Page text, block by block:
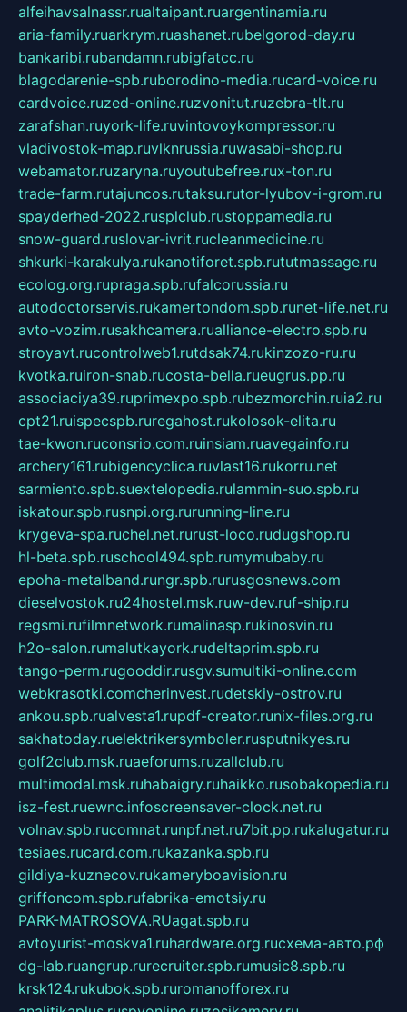
alfeihavsalnassr.rualtaipant.ruargentinamia.ru
aria-family.ruarkrym.ruashanet.rubelgorod-day.ru
bankaribi.rubandamn.rubigfatcc.ru
blagodarenie-spb.ruborodino-media.rucard-voice.ru
cardvoice.ruzed-online.ruzvonitut.ruzebra-tlt.ru
zarafshan.ruyork-life.ruvintovoykompressor.ru
vladivostok-map.ruvlknrussia.ruwasabi-shop.ru
webamator.ruzaryna.ruyoutubefree.rux-ton.ru
trade-farm.rutajuncos.rutaksu.rutor-lyubov-i-grom.ru
spayderhed-2022.rusplclub.rustoppamedia.ru
snow-guard.ruslovar-ivrit.rucleanmedicine.ru
shkurki-karakulya.rukanotiforet.spb.rututmassage.ru
ecolog.org.rupraga.spb.rufalcorussia.ru
autodoctorservis.rukamertondom.spb.runet-life.net.ru
avto-vozim.rusakhcamera.rualliance-electro.spb.ru
stroyavt.rucontrolweb1.rutdsak74.rukinzozo-ru.ru
kvotka.ruiron-snab.rucosta-bella.rueugrus.pp.ru
associaciya39.ruprimexpo.spb.rubezmorchin.ruia2.ru
cpt21.ruispecspb.ruregahost.rukolosok-elita.ru
tae-kwon.ruconsrio.com.ruinsiam.ruavegainfo.ru
archery161.rubigencyclica.ruvlast16.rukorru.net
sarmiento.spb.suextelopedia.rulammin-suo.spb.ru
iskatour.spb.rusnpi.org.rurunning-line.ru
krygeva-spa.ruchel.net.rurust-loco.rudugshop.ru
hl-beta.spb.ruschool494.spb.rumymubaby.ru
epoha-metalband.rungr.spb.rurusgosnews.com
dieselvostok.ru24hostel.msk.ruw-dev.ruf-ship.ru
regsmi.rufilmnetwork.rumalinasp.rukinosvin.ru
h2o-salon.rumalutkayork.rudeltaprim.spb.ru
tango-perm.rugooddir.rusgv.sumultiki-online.com
webkrasotki.comcherinvest.rudetskiy-ostrov.ru
ankou.spb.rualvesta1.rupdf-creator.runix-files.org.ru
sakhatoday.ruelektrikersymboler.rusputnikyes.ru
golf2club.msk.ruaeforums.ruzallclub.ru
multimodal.msk.ruhabaigry.ruhaikko.rusobakopedia.ru
isz-fest.ruewnc.infoscreensaver-clock.net.ru
volnav.spb.rucomnat.runpf.net.ru7bit.pp.rukalugatur.ru
tesiaes.rucard.com.rukazanka.spb.ru
gildiya-kuznecov.rukameryboavision.ru
griffoncom.spb.rufabrika-emotsiy.ru
PARK-MATROSOVA.RUagat.spb.ru
avtoyurist-moskva1.ruhardware.org.ruсхема-авто.рф
dg-lab.ruangrup.rurecruiter.spb.rumusic8.spb.ru
krsk124.rukubok.spb.ruromanofforex.ru